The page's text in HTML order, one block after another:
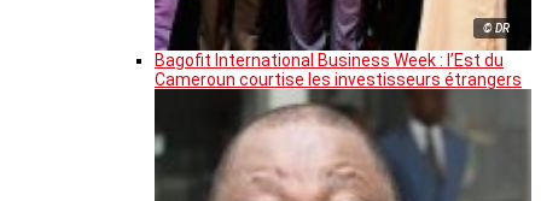
© DR
Bagofit International Business Week : l’Est du
Cameroun courtise les investisseurs étrangers